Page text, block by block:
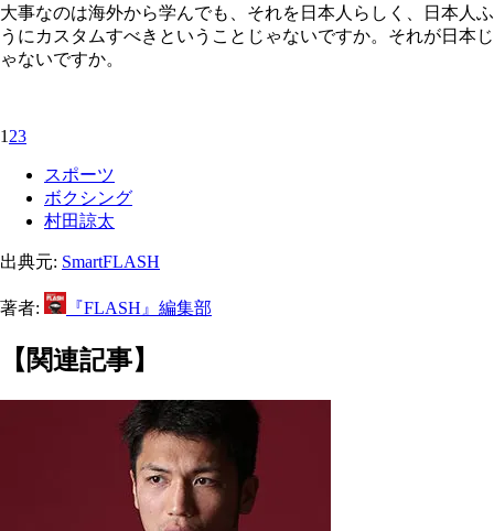
大事なのは海外から学んでも、それを日本人らしく、日本人ふ
うにカスタムすべきということじゃないですか。それが日本じ
ゃないですか。
1 23
スポーツ
ボクシング
村田諒太
出典元: SmartFLASH
著者: 『FLASH』編集部
【関連記事】